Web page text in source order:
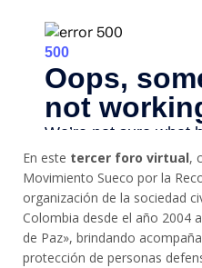
En este tercer foro virtual,
Movimiento Sueco por la
organización de la sociedad
Colombia desde el año 2004
de Paz», brindando
protección de personas